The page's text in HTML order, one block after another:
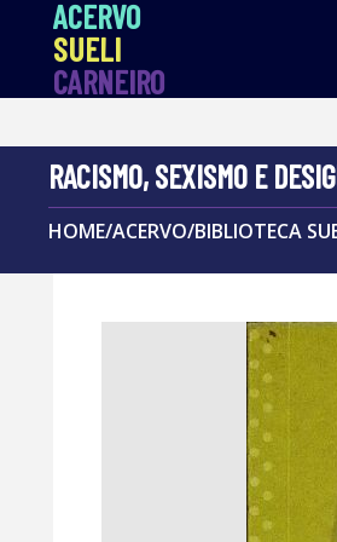
ACERVO
SUELI
CARNEIRO
RACISMO, SEXISMO E
HOME/ACERVO/BIBLIOTECA